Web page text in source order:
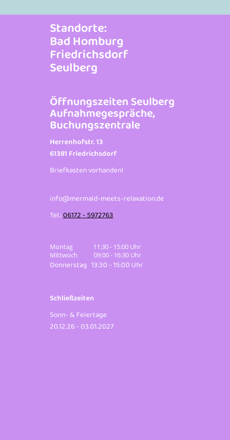
Standorte:
Bad Homburg
Friedrichsdorf
Seulberg
Öffnungszeiten Seulberg
Aufnahmegespräche,
Buchungszentrale
Herrenhofstr. 13
61381 Friedrichsdorf
Briefkasten vorhanden!
info@mermaid-meets-relaxation.de
Tel.:06172 - 5972763
Montag 11:30 - 15:00 Uhr
Mittwoch 09:00 - 16:30 Uhr
Donnerstag 13:30 - 15:00 Uhr
Schließzeiten
Sonn- & Feiertage
20.12.26 - 03.01.2027